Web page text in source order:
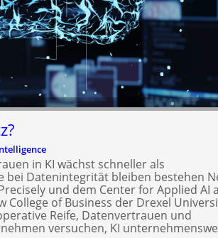
in KI wächst schneller als
bei Datenintegrität bleiben bestehen
und dem Center for Applied AI
College of Business der Drexel
Reife, Datenvertrauen und
versuchen, KI